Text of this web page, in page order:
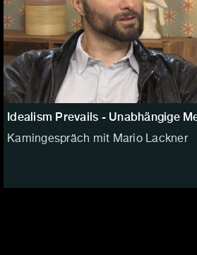
Idealism Prevails - Unabhängige
Kamingespräch mit Mario Lackner